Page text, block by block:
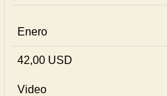
Enero
42,00 USD
Video